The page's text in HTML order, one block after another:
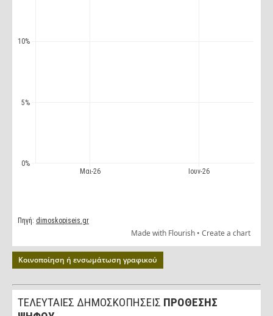
Κοινοποίηση ή ενσωμάτωση γραφικού